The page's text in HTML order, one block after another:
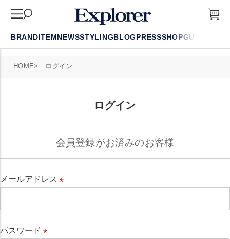
BRANDITEMNEWSSTYLINGBLOGPRESSSHOPGUIDE
HOME ログイン
ログイン
会員登録がお済みのお客様
メールアドレス
パスワード